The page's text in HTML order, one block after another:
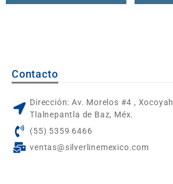
Contacto
Dirección: Av. Morelos #4 ,
Tlalnepantla de Baz, Méx.
(55) 5359 6466
ventas@silverlinemexico.com